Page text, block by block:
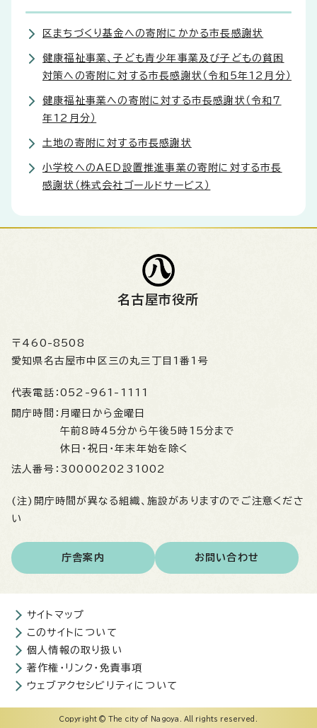
区まちづくり基金への寄附にかかる市長感謝状
健康福祉事業、子ども青少年事業及び子どもの貧困
対策への寄附に対する市長感謝状（令和5年12月分）
健康福祉事業への寄附に対する市長感謝状（令和7
年12月分）
土地の寄附に対する市長感謝状
小学校へのAED設置推進事業の寄附に対する市長
感謝状（株式会社ゴールドサービス）
名古屋市役所
〒460-8508
愛知県名古屋市中区三の丸三丁目1番1号
代表電話： 052-961-1111
開庁時間： 月曜日から金曜日
午前8時45分から午後5時15分まで
休日・祝日・年末年始を除く
法人番号： 3000020231002
(注)開庁時間が異なる組織、施設がありますのでご注意くださ
い
庁舎案内 お問い合わせ
サイトマップ
このサイトについて
個人情報の取り扱い
著作権・リンク・免責事項
ウェブアクセシビリティについて
Copyright © The city of Nagoya. All rights reserved.